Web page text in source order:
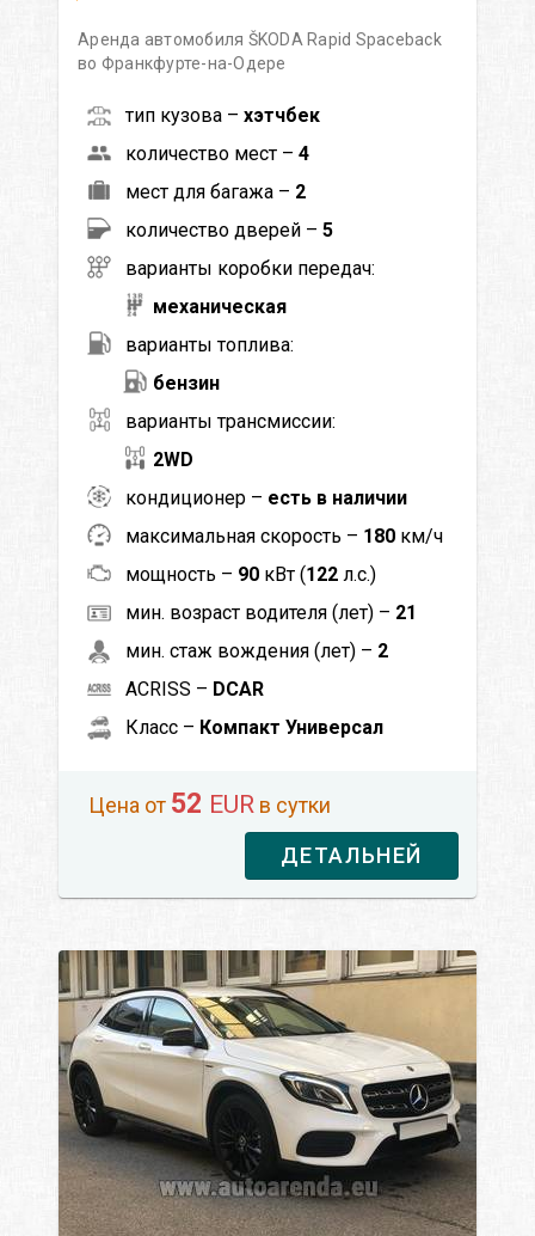
Аренда автомобиля ŠKODA Rapid Spaceback
во Франкфурте-на-Одере
тип кузова – хэтчбек
количество мест – 4
мест для багажа – 2
количество дверей – 5
варианты коробки передач:
механическая
варианты топлива:
бензин
варианты трансмиссии:
2WD
кондиционер – есть в наличии
максимальная скорость – 180 км/ч
мощность – 90 кВт (122 л.с.)
мин. возраст водителя (лет) – 21
мин. стаж вождения (лет) – 2
ACRISS – DCAR
Класс – Компакт Универсал
Цена от 52 EUR в сутки
ДЕТАЛЬНЕЙ